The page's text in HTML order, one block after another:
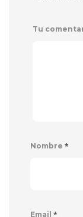
Tu
Nombre *
Email *